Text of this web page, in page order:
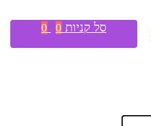
סל קניות 0
0